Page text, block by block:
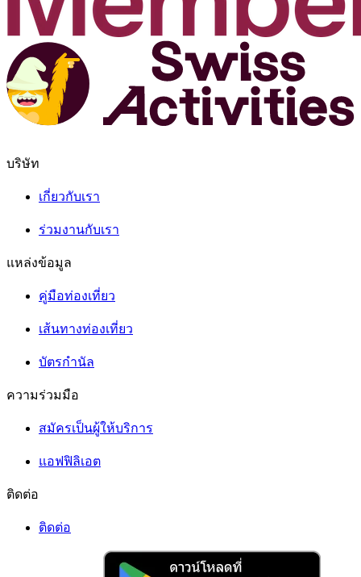
บริษัท
เกี่ยวกับเรา
ร่วมงานกับเรา
แหล่งข้อมูล
คู่มือท่องเที่ยว
เส้นทางท่องเที่ยว
บัตรกำนัล
ความร่วมมือ
สมัครเป็นผู้ให้บริการ
แอฟฟิลิเอต
ติดต่อ
ติดต่อ